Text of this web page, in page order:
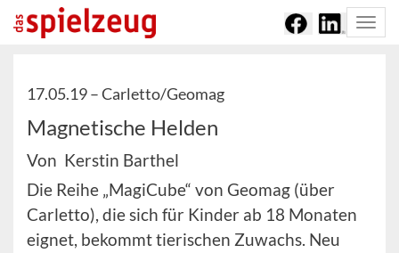
17.05.19 –Carletto/Geomag
Magnetische Helden
Von Kerstin Barthel
Die Reihe „MagiCube“ von Geomag (über
Carletto), die sich für Kinder ab 18 Monaten
eignet, bekommt tierischen Zuwachs. Neu